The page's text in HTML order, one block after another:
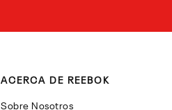
ACERCA DE REEBOK
Sobre Nosotros